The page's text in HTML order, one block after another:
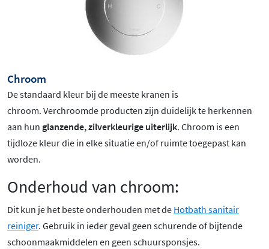
Chroom
De standaard kleur bij de meeste kranen is
chroom. Verchroomde producten zijn duidelijk te herkennen
aan hun glanzende, zilverkleurige uiterlijk. Chroom is een
tijdloze kleur die in elke situatie en/of ruimte toegepast kan
worden.
Onderhoud van chroom:
Dit kun je het beste onderhouden met de Hotbath sanitair
reiniger. Gebruik in ieder geval geen schurende of bijtende
schoonmaakmiddelen en geen schuursponsjes.